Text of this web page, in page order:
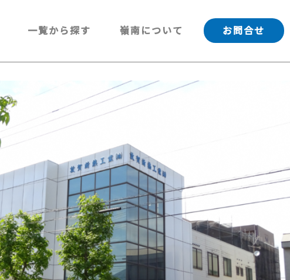
一覧から探す 嶺南について お問合せ